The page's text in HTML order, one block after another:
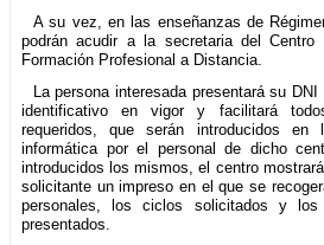
A su vez, en las enseñanzas de
podrán acudir a la secretaria del Centro
Formación Profesional a Distancia.
La persona interesada presentará su
identificativo en vigor y facilitará
requeridos, que serán introducidos en
informática por el personal de dicho
introducidos los mismos, el centro
solicitante un impreso en el que se
personales, los ciclos solicitados y los
presentados.